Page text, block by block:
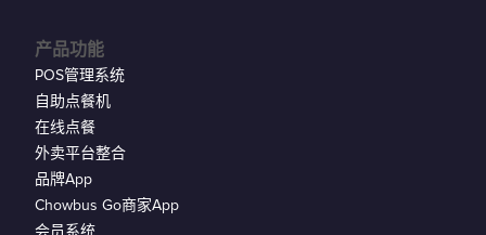
产品功能
POS管理系统
自助点餐机
在线点餐
外卖平台整合
品牌App
Chowbus Go商家App
会员系统